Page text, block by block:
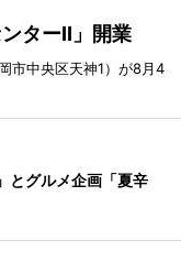
ターII」開業
市中央区天神1）が8月4
とグルメ企画「夏辛